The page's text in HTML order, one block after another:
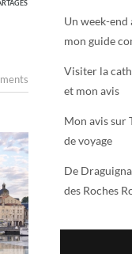
Un week-end
mon guide
Visiter la
et mon avis
Mon avis sur
de voyage
De
des Roches